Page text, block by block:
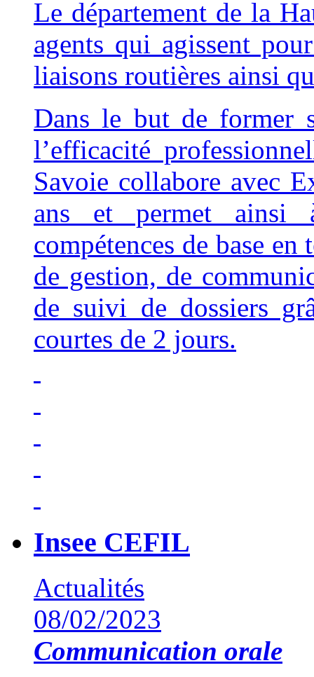
Le département de la
agents qui agissent
liaisons routières ainsi
Dans le but de former
l’efficacité
Savoie collabore avec
ans et permet ainsi
compétences de base
de gestion, de
de suivi de dossiers
courtes de 2 jours.
Insee CEFIL
Actualités
08/02/2023
Communication orale